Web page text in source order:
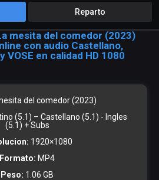
Reparto
mesita del comedor (2023)
con audio Castellano,
VOSE en calidad HD 1080
del comedor (2023)
(5.1) – Castellano (5.1) - Ingles
(5.1) + Subs
1920×1080
Formato: MP4
Peso: 1.06 GB